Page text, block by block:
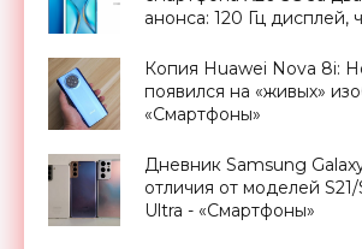
анонса: 120 Гц дисплей,
Копия Huawei Nova 8i:
появился на «живых»
«Смартфоны»
Дневник Samsung
отличия от моделей S21/
Ultra - «Смартфоны»